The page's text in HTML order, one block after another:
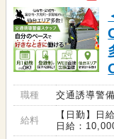
職種 交通誘導警備
給料
【日勤】日
日給：